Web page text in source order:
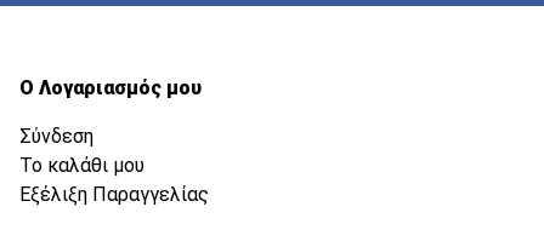
Ο Λογαριασμός μου
Σύνδεση
Το καλάθι μου
Εξέλιξη Παραγγελίας